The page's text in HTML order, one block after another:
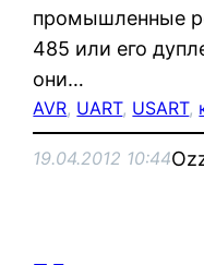
промышленные
485 или его
они…
AVR, UART, USART,
19.04.2012 10:44